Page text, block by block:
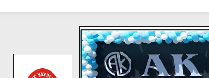
13:27
NOTER ONAYLI TYP
11:22
KAFUM Fuar Alanı
8:06
Afşinli bir
14:05
Madrigal, Perşembe
7:39
KEDİNİZ Mİ VAR?